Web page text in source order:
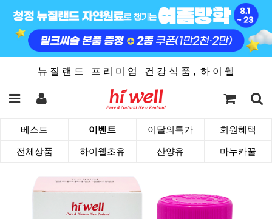
뉴 질 랜 드 프 리 미 엄 건 강 식 품 , 하 이 웰
베스트 이벤트 이달의특가 회원혜택
전체상품 하이웰초유 산양유 마누카꿀